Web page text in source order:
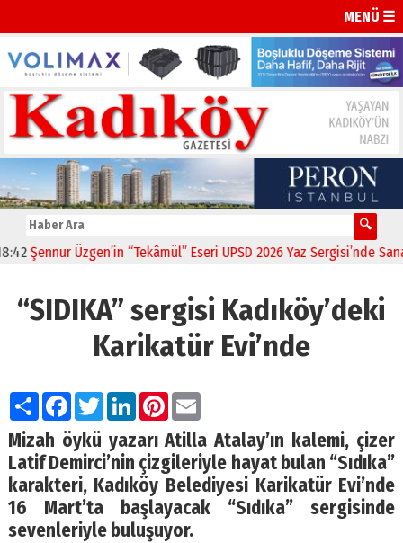
MENÜ ☰
Şennur Üzgen’in “Tekâmül” Eseri UPSD 2026 Yaz Sergisi’nde
“SIDIKA” sergisi Kadıköy’deki
Karikatür Evi’nde
PaylaşFacebook
TwitterLinkedIn
Pinterest
Email
Mizah öykü yazarı Atilla Atalay’ın kalemi, çizer
Latif Demirci’nin çizgileriyle hayat bulan “Sıdıka”
karakteri, Kadıköy Belediyesi Karikatür Evi’nde
16 Mart’ta başlayacak “Sıdıka” sergisinde
sevenleriyle buluşuyor.